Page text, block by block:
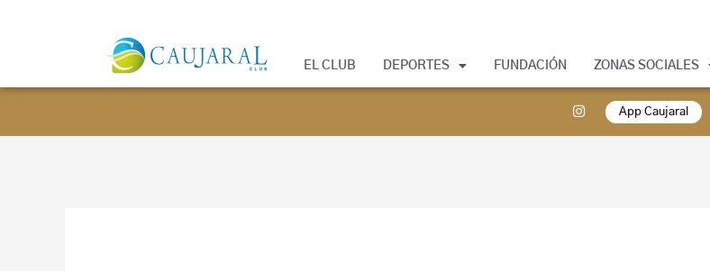
EL CLUB DEPORTES FUNDACIÓN ZONAS SOCIALES
App Caujaral